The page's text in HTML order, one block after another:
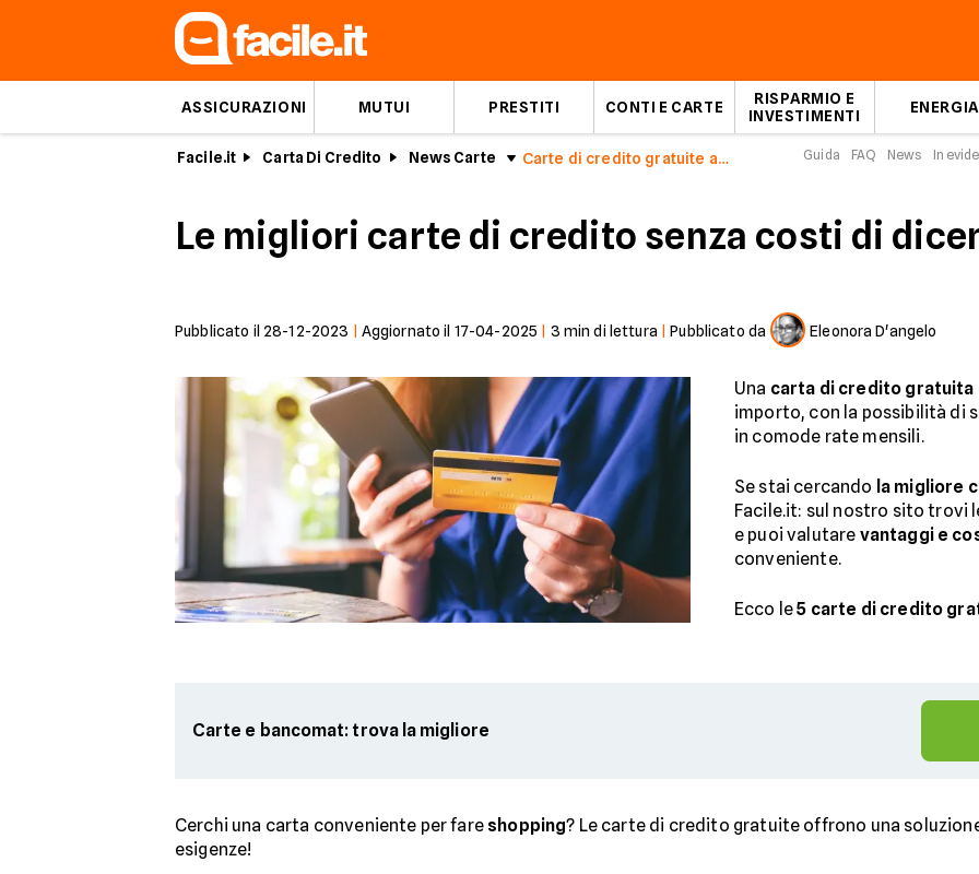
ASSICURAZIONI MUTUI PRESTITI CONTI E CARTE
RISPARMIO E
INVESTIMENTI
ENERGIA
Facile.it Carta Di Credito News Carte Carte di credito gratuite a dicembre 2023 Guida FAQ News In
Le migliori carte di credito senza costi di
Pubblicato il 28-12-2023 Aggiornato il 17-04-2025 3 min di lettura |Pubblicato da Eleonora D'angelo
Una carta di credito gratuita
importo, con la possibilità di
in comode rate mensili.
Se stai cercando la migliore
Facile.it: sul nostro sito trovi
e puoi valutare vantaggi e
conveniente.
Ecco le5 carte di credito
Carte e bancomat: trova la migliore
Cerchi una carta conveniente per fare shopping? Le carte di credito gratuite offrono una
esigenze!